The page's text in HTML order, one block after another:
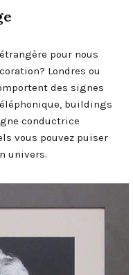
pour nous
Londres ou
des signes
buildings
conductrice
vous pouvez puiser
univers.